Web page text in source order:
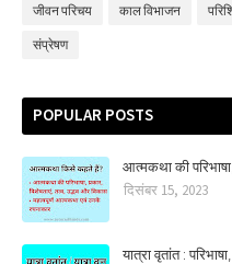
जीवन परिचय काल विभाजन
संप्रेषण
POPULAR POSTS
आत्मकथा की
दिसंबर 15, 2023
यात्रा वृतांत :